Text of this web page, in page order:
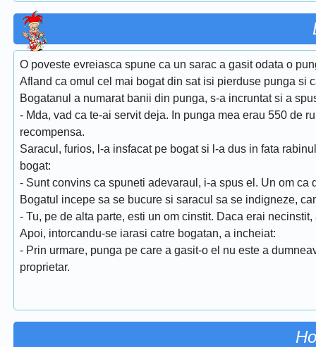
O poveste evreiasca spune ca un sarac a gasit odata o
Afland ca omul cel mai bogat din sat isi pierduse punga si
Bogatanul a numarat banii din punga, s-a incruntat si a
- Mda, vad ca te-ai servit deja. In punga mea erau 550 de
recompensa.
Saracul, furios, l-a insfacat pe bogat si l-a dus in fata
bogat:
- Sunt convins ca spuneti adevaraul, i-a spus el. Un om ca
Bogatul incepe sa se bucure si saracul sa se indigneze,
- Tu, pe de alta parte, esti un om cinstit. Daca erai
Apoi, intorcandu-se iarasi catre bogatan, a incheiat:
- Prin urmare, punga pe care a gasit-o el nu este a
proprietar.